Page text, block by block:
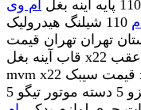
ام وی
110 شیلنگ هیدرولیک x33 لوازم یدکی mvm 110 پمپ
تهران تهران قیمت
قاب آینه بغل x22 قیمت چراغ عقب x22 قیمت آینه بغل
mvm x22 قیمت سیبک x22 فلاپ mvm 315 قیمت دیسک و
صفحه چری ویانا قیمت گیربکس اریزو 5 دسته موتور تیگو 5